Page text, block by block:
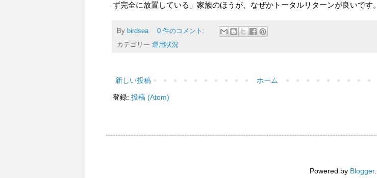
ず完全に放置している」家族のほうが、なぜかトータルリターンが良いです。
By birdsea
0 件のコメント:
カテゴリー 運用状況
新しい投稿 ホーム
登録: 投稿 (Atom)
Powered by Blogger.